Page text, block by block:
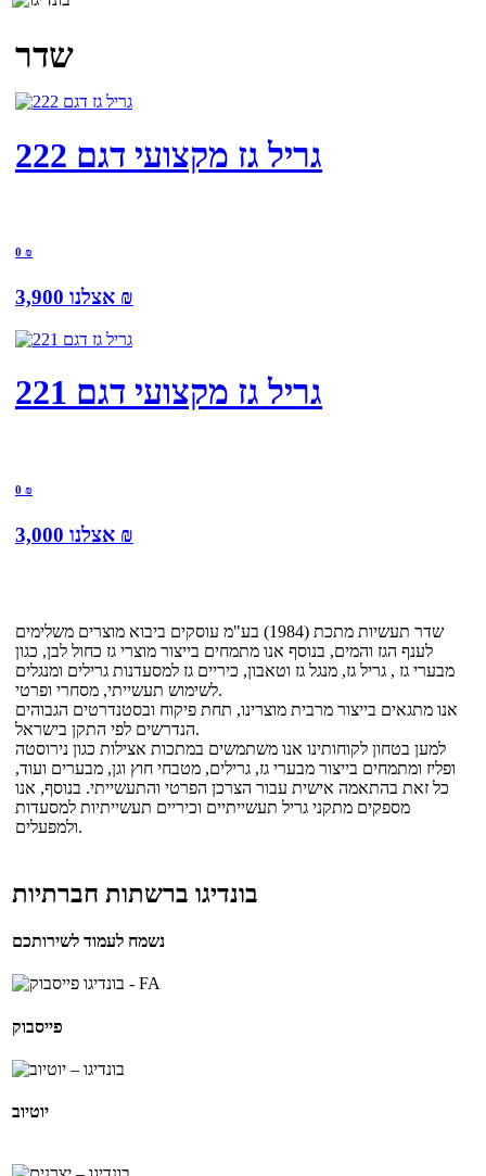
שדר
גריל גז מקצועי דגם 222
0 ₪
אצלנו ₪
גריל גז מקצועי דגם 221
0 ₪
אצלנו ₪
שדר תעשיות מתכת (1984) בע"מ עוסקים ביבוא מוצרים משלימים
לענף הגז והמים, בנוסף אנו מתמחים בייצור מוצרי גז כחול לבן, כגון
מבערי גז , גריל גז, מנגל גז וטאבון, כיריים גז למסעדנות גרילים ומנגלים
לשימוש תעשייתי, מסחרי ופרטי.
אנו מתגאים בייצור מרבית מוצרינו, תחת פיקוח ובסטנדרטים הגבוהים
הנדרשים לפי התקן בישראל.
למען בטחון לקוחותינו אנו משתמשים במתכות אצילות כגון נירוסטה
ופליז ומתמחים בייצור מבערי גז, גרילים, מטבחי חוץ וגן, מבערים ועוד,
כל זאת בהתאמה אישית עבור הצרכן הפרטי והתעשייתי. בנוסף, אנו
מספקים מתקני גריל תעשייתיים וכיריים תעשייתיות למסעדות
ולמפעלים.
בונדיגו ברשתות חברתיות
נשמח לעמוד לשירותכם
פייסבוק
יוטיוב